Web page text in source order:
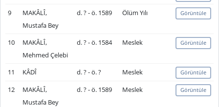
9
MAKÂLÎ,
Mustafa Bey
d. ? - ö. 1589 Ölüm Yılı Görüntüle
10
MAKÂLÎ,
Mehmed Çelebi
d. ? - ö. 1584 Meslek Görüntüle
11 KÂDÎ d. ? - ö. ? Meslek Görüntüle
12
MAKÂLÎ,
Mustafa Bey
d. ? - ö. 1589 Meslek Görüntüle